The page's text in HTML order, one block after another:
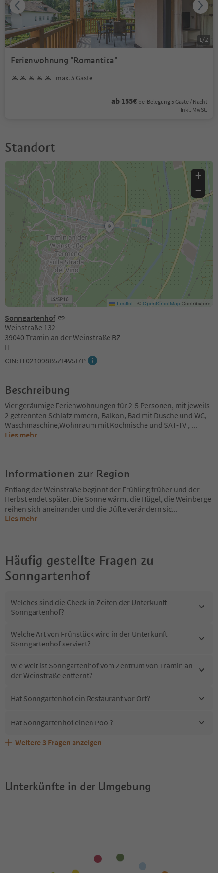
Ferienwohnung "Romantica"
max. 5 Gäste
ab 155€ bei Belegung 5 Gäste / Nacht
Inkl. MwSt.
1 /2
Standort
Sonngartenhof
Weinstraße 132
39040 Tramin an der Weinstraße BZ
IT
CIN: IT021098B5ZI4V5I7P
+
−
Leaflet | ©OpenStreetMapContributors
Beschreibung
Vier geräumige Ferienwohnungen für 2-5 Personen, mit jeweils
2 getrennten Schlafzimmern, Balkon, Bad mit Dusche und WC,
Waschmaschine,Wohnraum mit Kochnische und SAT-TV , ...
Lies mehr
Informationen zur Region
Entlang der Weinstraße beginnt der Frühling früher und der
Herbst endet später. Die Sonne wärmt die Hügel, die Weinberge
reihen sich aneinander und die Düfte verändern sic...
Lies mehr
Häufig gestellte Fragen zu
Sonngartenhof
Welches sind die Check-in Zeiten der Unterkunft
Sonngartenhof?
Welche Art von Frühstück wird in der Unterkunft
Sonngartenhof serviert?
Wie weit ist Sonngartenhof vom Zentrum von Tramin an
der Weinstraße entfernt?
Hat Sonngartenhof ein Restaurant vor Ort?
Hat Sonngartenhof einen Pool?
Sind Haustiere in der Unterkunft Sonngartenhof
Welche Services bietet Sonngartenhof?
Erhalten die Gäste von Sonngartenhof einen Südtirol
Weitere 3 Fragen anzeigen
Unterkünfte in der Umgebung